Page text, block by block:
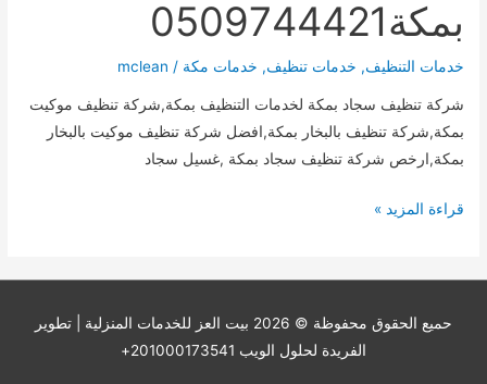
بمكة0509744421
خدمات التنظيف, خدمات تنظيف, خدمات مكة /
mclean
شركة تنظيف سجاد بمكة لخدمات التنظيف بمكة,شركة تنظيف موكيت
بمكة,شركة تنظيف بالبخار بمكة,افضل شركة تنظيف موكيت بالبخار
بمكة,ارخص شركة تنظيف سجاد بمكة ,غسيل سجاد
شركة
قراءة المزيد »
حميع الحقوق محفوظة © 2026 بيت العز للخدمات المنزلية | تطوير
الفريدة لحلول الويب 201000173541+